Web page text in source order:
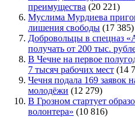
преимущества (20 221)
Муслима Мурдиева
лишения свободы (17 385)
Добровольцы в спецназ
получать от 200 тыс.
В Чечне на первое
7 тысяч рабочих мест (14
Чечня подала 169 заявок
молодёжи (12 279)
В Грозном стартует
волонтера» (10 816)